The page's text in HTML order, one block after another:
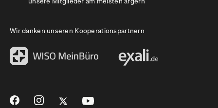
Wir danken unseren Kooperationspartnern